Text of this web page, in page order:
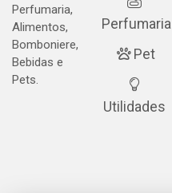
Perfumaria,
Alimentos,
Bomboniere,
Bebidas e
Pets.
Perfumaria
Pet
Utilidades